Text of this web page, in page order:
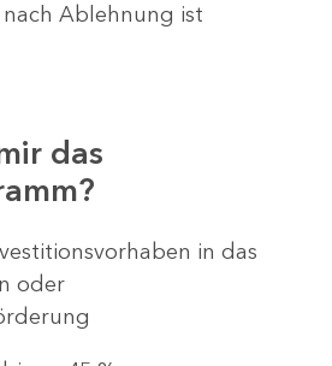
Ablehnung ist
das
in das
oder